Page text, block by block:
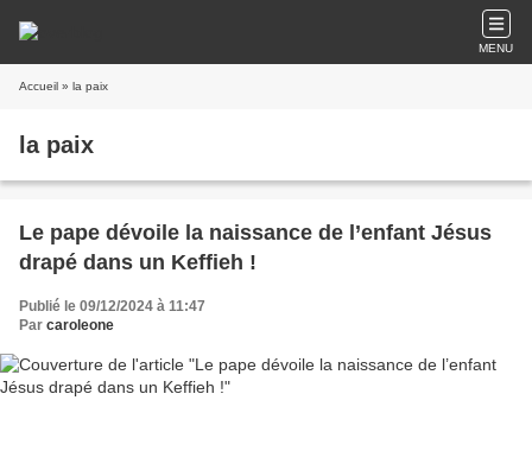
MENU
Accueil » la paix
la paix
Le pape dévoile la naissance de l’enfant Jésus
drapé dans un Keffieh !
Publié le 09/12/2024 à 11:47
Par caroleone